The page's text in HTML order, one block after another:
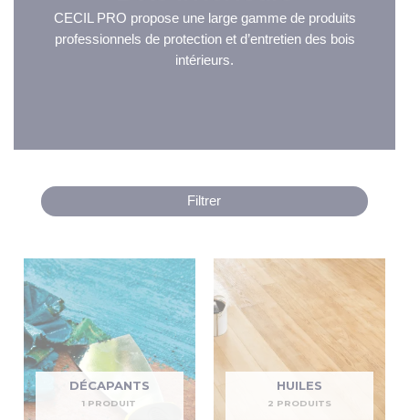
CECIL PRO propose une large gamme de produits
professionnels de protection et d’entretien des bois
intérieurs.
Filtrer
DÉCAPANTS
1 PRODUIT
HUILES
2 PRODUITS